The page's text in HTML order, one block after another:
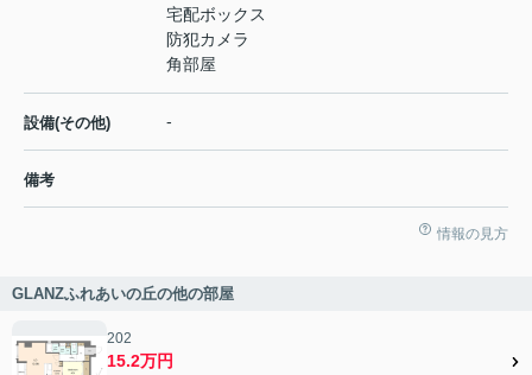
宅配ボックス
防犯カメラ
角部屋
設備(その他) -
備考
情報の見方
GLANZふれあいの丘の他の部屋
202
15.2万円